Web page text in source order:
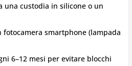
una custodia in silicone o un
fotocamera smartphone (lampada
6–12 mesi per evitare blocchi